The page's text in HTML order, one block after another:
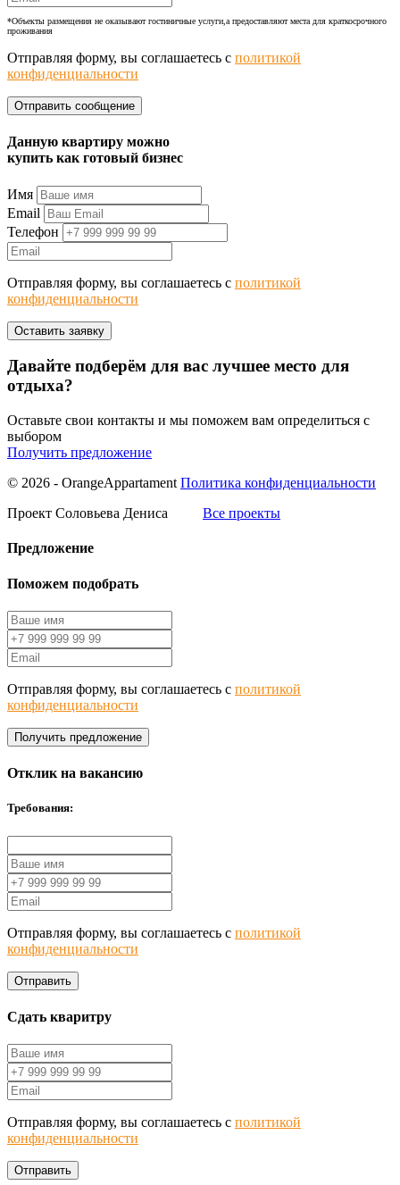
*Объекты размещения не оказывают гостиничные услуги,а предоставляют места для краткосрочного
проживания
Отправляя форму, вы соглашаетесь с политикой
конфиденциальности
Данную квартиру можно
купить как готовый бизнес
Имя
Email
Телефон
Отправляя форму, вы соглашаетесь с политикой
конфиденциальности
Давайте подберём для вас лучшее место для
отдыха?
Оставьте свои контакты и мы поможем вам определиться с
выбором
Получить предложение
© 2026 - OrangeAppartament Политика конфиденциальности
Проект Соловьева Дениса
Все проекты
Предложение
Поможем подобрать
Отправляя форму, вы соглашаетесь с политикой
конфиденциальности
Получить предложение
Отклик на вакансию
Требования:
Отправляя форму, вы соглашаетесь с политикой
конфиденциальности
Отправить
Сдать кваритру
Отправляя форму, вы соглашаетесь с политикой
конфиденциальности
Отправить